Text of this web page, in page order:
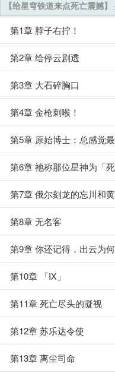
【给星穹铁道来点死亡震撼
第1章 脖子右拧！
第2章 给停云剧透
第3章 大石碎胸口
第4章 金枪刺喉！
第5章 原始博士：总感觉
第6章 祂称那位星神为「死
第7章 俄尔刻龙的忘川和
第8章 无名客
第9章 你还记得，出云为
第10章 「Ⅸ」
第11章 死亡尽头的凝视
第12章 苏乐达令使
第13章 离尘司命